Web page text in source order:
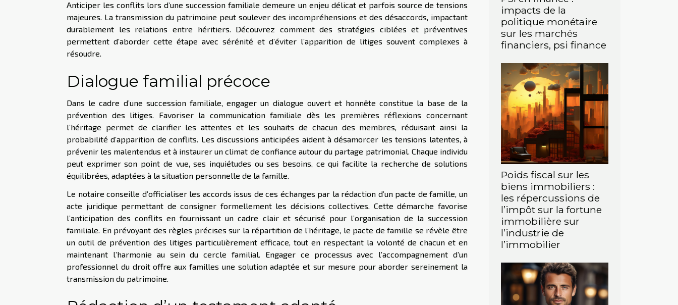
Anticiper les conflits lors d’une succession familiale demeure un enjeu délicat et parfois source de tensions
majeures. La transmission du patrimoine peut soulever des incompréhensions et des désaccords, impactant
durablement les relations entre héritiers. Découvrez comment des stratégies ciblées et préventives
permettent d’aborder cette étape avec sérénité et d’éviter l’apparition de litiges souvent complexes à
résoudre.
Dialogue familial précoce
Dans le cadre d’une succession familiale, engager un dialogue ouvert et honnête constitue la base de la
prévention des litiges. Favoriser la communication familiale dès les premières réflexions concernant
l’héritage permet de clarifier les attentes et les souhaits de chacun des membres, réduisant ainsi la
probabilité d’apparition de conflits. Les discussions anticipées aident à désamorcer les tensions latentes, à
prévenir les malentendus et à instaurer un climat de confiance autour du partage patrimonial. Chaque individu
peut exprimer son point de vue, ses inquiétudes ou ses besoins, ce qui facilite la recherche de solutions
équilibrées, adaptées à la situation personnelle de la famille.
Le notaire conseille d’officialiser les accords issus de ces échanges par la rédaction d’un pacte de famille, un
acte juridique permettant de consigner formellement les décisions collectives. Cette démarche favorise
l’anticipation des conflits en fournissant un cadre clair et sécurisé pour l’organisation de la succession
familiale. En prévoyant des règles précises sur la répartition de l’héritage, le pacte de famille se révèle être
un outil de prévention des litiges particulièrement efficace, tout en respectant la volonté de chacun et en
maintenant l’harmonie au sein du cercle familial. Engager ce processus avec l’accompagnement d’un
professionnel du droit offre aux familles une solution adaptée et sur mesure pour aborder sereinement la
transmission du patrimoine.
impacts de la
politique monétaire
sur les marchés
financiers, psi finance
Poids fiscal sur les
biens immobiliers :
les répercussions de
l’impôt sur la fortune
immobilière sur
l’industrie de
l’immobilier